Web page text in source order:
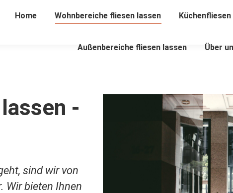
Home Wohnbereiche fliesen lassen
Außenbereiche fliesen lassen Über
-
sind wir von
Wir bieten Ihnen